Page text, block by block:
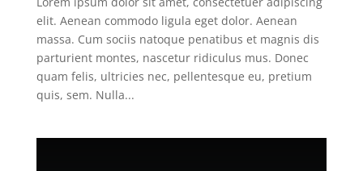
elit. Aenean commodo ligula eget dolor. Aenean
massa. Cum sociis natoque penatibus et magnis dis
parturient montes, nascetur ridiculus mus. Donec
quam felis, ultricies nec, pellentesque eu, pretium
quis, sem. Nulla...